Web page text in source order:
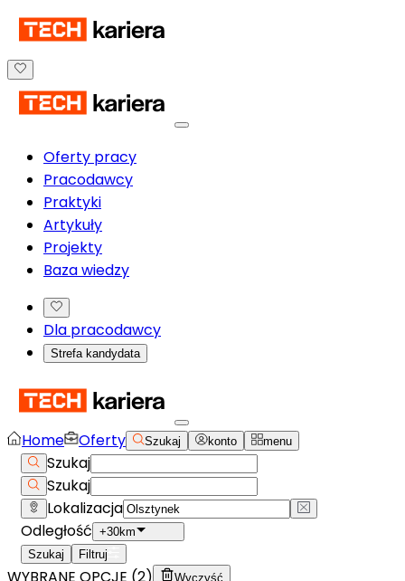
Oferty pracy
Pracodawcy
Praktyki
Artykuły
Projekty
Baza wiedzy
Dla pracodawcy
Strefa kandydata
Home Oferty Szukaj konto menu
Szukaj
Szukaj
Lokalizacja
Odległość +30km
Szukaj
Filtruj
Wyczyść